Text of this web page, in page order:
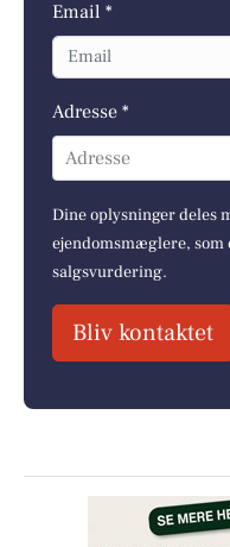
Email *
Adresse *
Adresse
Dine oplysninger deles
ejendomsmæglere, som
salgsvurdering.
Bliv kontaktet